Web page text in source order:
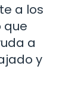
a los
que
a
y